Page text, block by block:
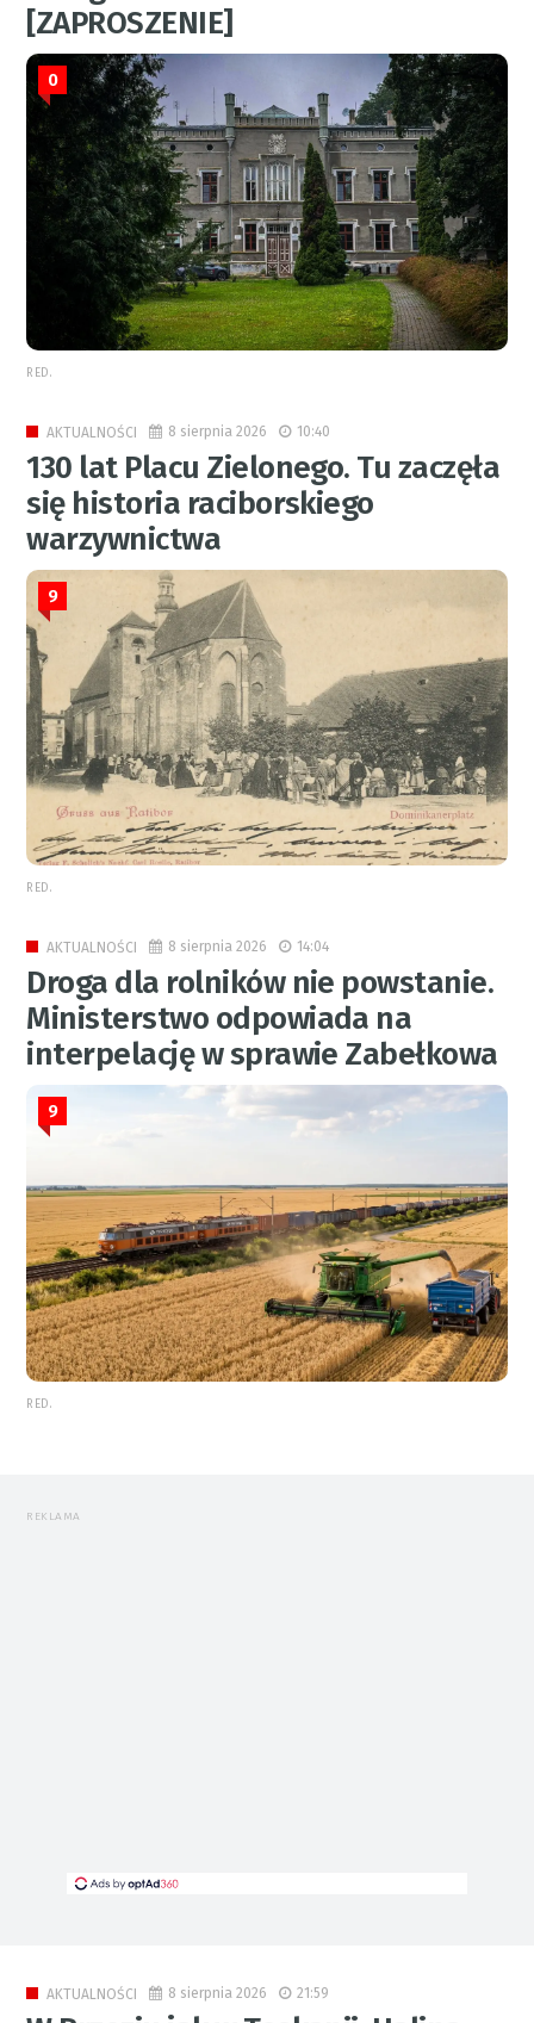
[ZAPROSZENIE]
0
RED.
AKTUALNOŚCI 8 sierpnia 2026 10:40
130 lat Placu Zielonego. Tu zaczęła
się historia raciborskiego
warzywnictwa
9
RED.
AKTUALNOŚCI 8 sierpnia 2026 14:04
Droga dla rolników nie powstanie.
Ministerstwo odpowiada na
interpelację w sprawie Zabełkowa
9
RED.
REKLAMA
AKTUALNOŚCI 8 sierpnia 2026 21:59